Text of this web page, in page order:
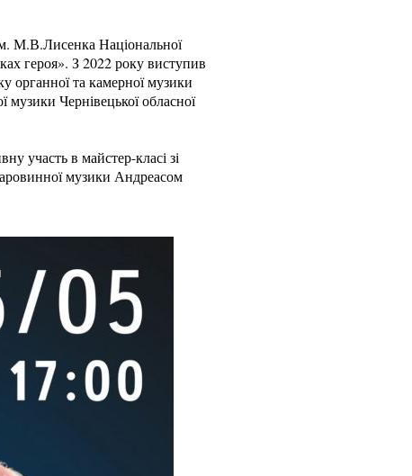
М.В.Лисенка Національної
героя». З 2022 року виступив
органної та камерної музики
музики Чернівецької обласної
участь в майстер-класі зі
музики Андреасом